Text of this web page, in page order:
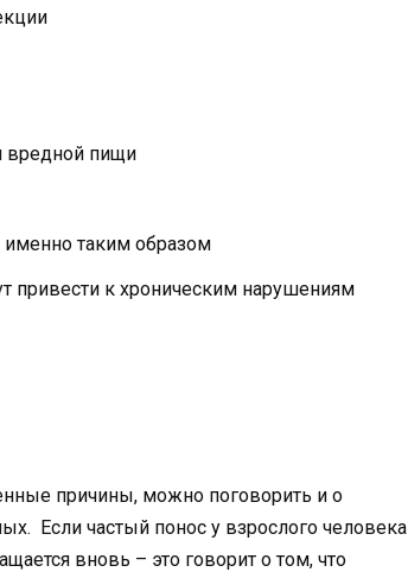
вредной пищи
именно таким образом
привести к хроническим нарушениям
причины, можно поговорить и о
Если частый понос у взрослого человека
вновь – это говорит о том, что